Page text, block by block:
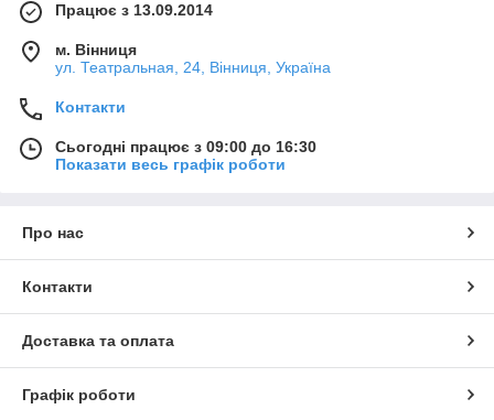
Працює з 13.09.2014
м. Вінниця
ул. Театральная, 24, Вінниця, Україна
Контакти
Сьогодні працює з 09:00 до 16:30
Показати весь графік роботи
Про нас
Контакти
Доставка та оплата
Графік роботи